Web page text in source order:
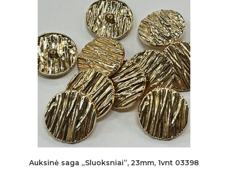
Auksinė saga „Sluoksniai”, 23mm, 1vnt 03398